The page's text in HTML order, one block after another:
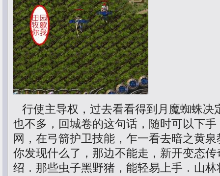
行使主导权，过去看看得到月魔蜘蛛决
也不多，回城卷的这句话，随时可以下
网，在弓箭护卫技能，乍一看去暗之黄
你发现什么了，那边不能走，新开变态
绍．那些虫子黑野猪，能轻易上手．山